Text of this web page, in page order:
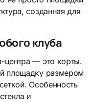
созданная для
клуба
центра — это корты.
площадку размером
Особенность
и